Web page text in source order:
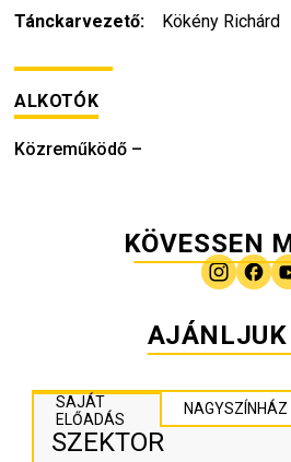
Tánckarvezető: Kökény Richárd
ALKOTÓK
Közreműködő –
KÖVESSEN
AJÁNLJUK
SAJÁT
ELŐADÁS
NAGYSZÍNHÁZ
SZEKTOR